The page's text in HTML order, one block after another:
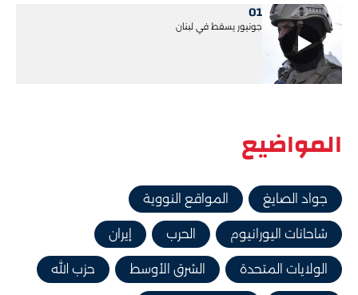
01
جونيور يسقط في لبنان
المواضيع
جواد الصايغ المواقع النووية
شاحانات اليورانيوم الحرب إيران
الولايات المتحدة الشرق الأوسط حزب الله